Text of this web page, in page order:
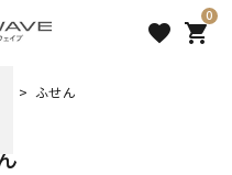
favorite
0
shopping_cart
ふせん